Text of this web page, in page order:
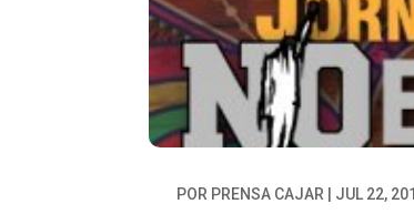
POR PRENSA CAJAR JUL 22,